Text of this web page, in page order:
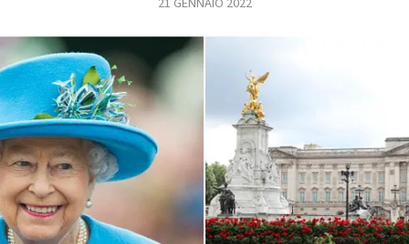
CONCORSI
EVENTI
VIDEO
TV